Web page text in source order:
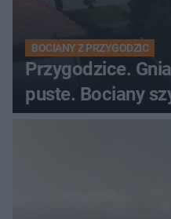
BOCIANY Z PRZYGODZIC
Przygodzice.
puste. Bociany